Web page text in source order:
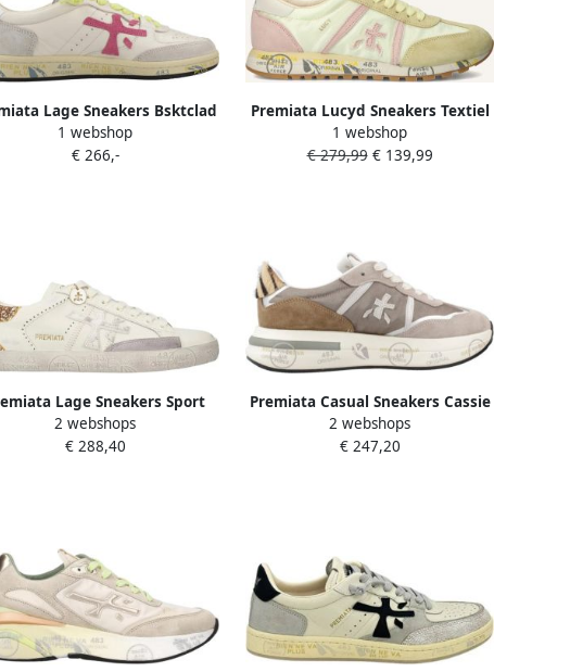
Lage Sneakers Bsktclad
8283
1 webshop
€ 266,-
Premiata Lucyd Sneakers Textiel
Dames Beige
1 webshop
€ 279,99€ 139,99
Lage Sneakers Sport
Mujer Modèle Stevend
8059
2 webshops
€ 288,40
Premiata Casual Sneakers Cassie
Model 7675
2 webshops
€ 247,20